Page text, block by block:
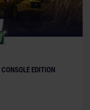
EDITION